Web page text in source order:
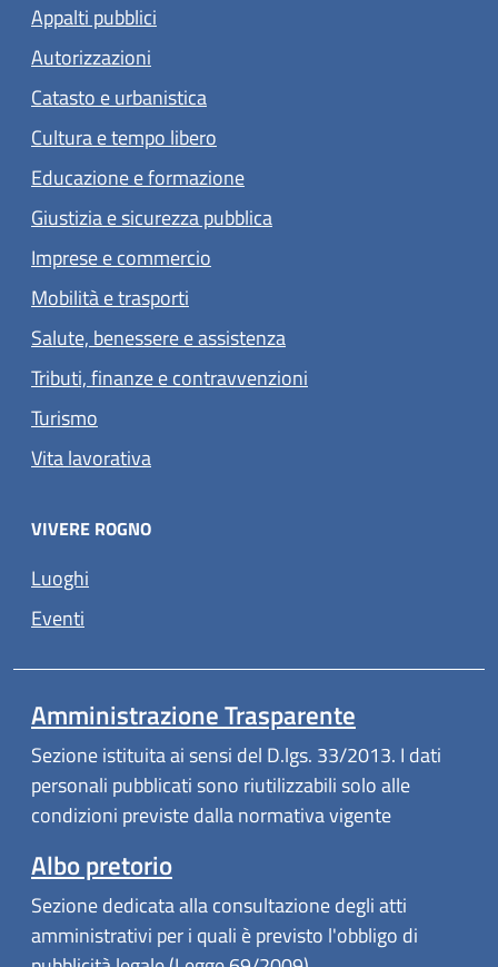
Appalti pubblici
Autorizzazioni
Catasto e urbanistica
Cultura e tempo libero
Educazione e formazione
Giustizia e sicurezza pubblica
Imprese e commercio
Mobilità e trasporti
Salute, benessere e assistenza
Tributi, finanze e contravvenzioni
Turismo
Vita lavorativa
VIVERE ROGNO
Luoghi
Eventi
Amministrazione Trasparente
Sezione istituita ai sensi del D.lgs. 33/2013. I dati
personali pubblicati sono riutilizzabili solo alle
condizioni previste dalla normativa vigente
Albo pretorio
Sezione dedicata alla consultazione degli atti
amministrativi per i quali è previsto l'obbligo di